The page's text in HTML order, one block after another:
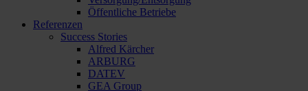
Öffentliche Betriebe
Referenzen
Success Stories
Alfred Kärcher
ARBURG
DATEV
GEA Group